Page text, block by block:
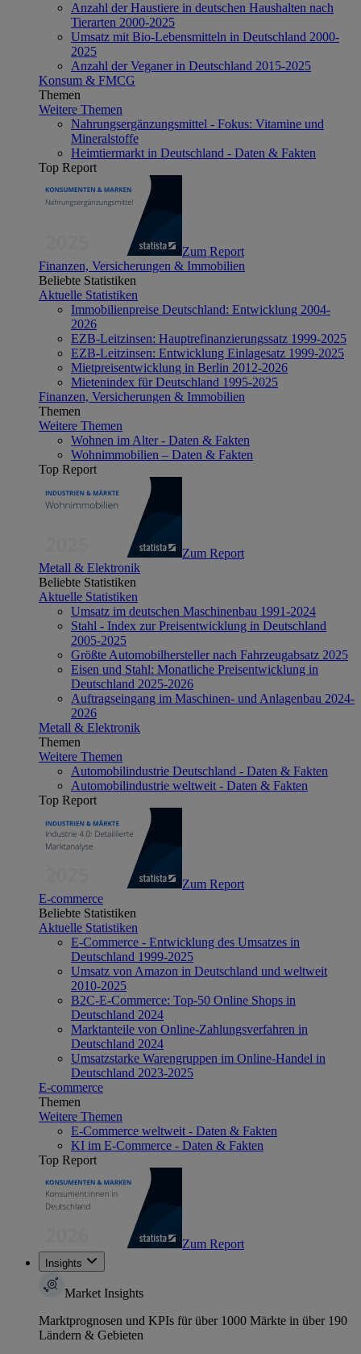
Anzahl der Haustiere in deutschen Haushalten nach
Tierarten 2000-2025
Umsatz mit Bio-Lebensmitteln in Deutschland 2000-
2025
Anzahl der Veganer in Deutschland 2015-2025
Konsum & FMCG
Themen
Weitere Themen
Nahrungsergänzungsmittel - Fokus: Vitamine und
Mineralstoffe
Heimtiermarkt in Deutschland - Daten & Fakten
Top Report
Zum Report
Finanzen, Versicherungen & Immobilien
Beliebte Statistiken
Aktuelle Statistiken
Immobilienpreise Deutschland: Entwicklung 2004-
2026
EZB-Leitzinsen: Hauptrefinanzierungssatz 1999-2025
EZB-Leitzinsen: Entwicklung Einlagesatz 1999-2025
Mietpreisentwicklung in Berlin 2012-2026
Mietenindex für Deutschland 1995-2025
Finanzen, Versicherungen & Immobilien
Themen
Weitere Themen
Wohnen im Alter - Daten & Fakten
Wohnimmobilien – Daten & Fakten
Top Report
Zum Report
Metall & Elektronik
Beliebte Statistiken
Aktuelle Statistiken
Umsatz im deutschen Maschinenbau 1991-2024
Stahl - Index zur Preisentwicklung in Deutschland
2005-2025
Größte Automobilhersteller nach Fahrzeugabsatz 2025
Eisen und Stahl: Monatliche Preisentwicklung in
Deutschland 2025-2026
Auftragseingang im Maschinen- und Anlagenbau 2024-
2026
Metall & Elektronik
Themen
Weitere Themen
Automobilindustrie Deutschland - Daten & Fakten
Automobilindustrie weltweit - Daten & Fakten
Top Report
Zum Report
E-commerce
Beliebte Statistiken
Aktuelle Statistiken
E-Commerce - Entwicklung des Umsatzes in
Deutschland 1999-2025
Umsatz von Amazon in Deutschland und weltweit
2010-2025
B2C-E-Commerce: Top-50 Online Shops in
Deutschland 2024
Marktanteile von Online-Zahlungsverfahren in
Deutschland 2024
Umsatzstarke Warengruppen im Online-Handel in
Deutschland 2023-2025
E-commerce
Themen
Weitere Themen
E-Commerce weltweit - Daten & Fakten
KI im E-Commerce - Daten & Fakten
Top Report
Zum Report
Insights
Market Insights
Marktprognosen und KPIs für über 1000 Märkte in über 190
Ländern & Gebieten